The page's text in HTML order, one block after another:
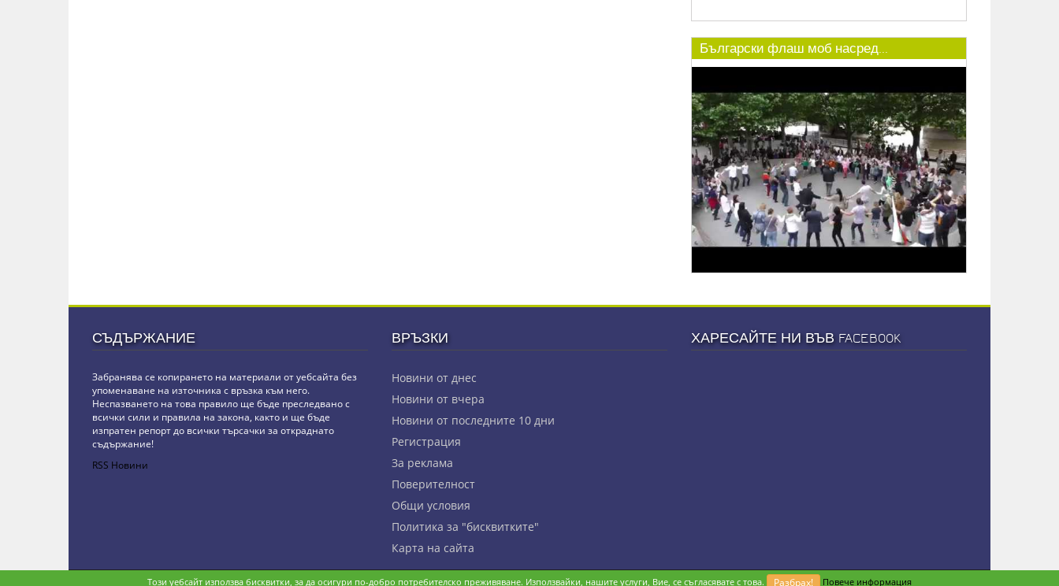
Български флаш моб насред...
СЪДЪРЖАНИЕ
Забранява се копирането на материали от уебсайта без
упоменаване на източника с връзка към него.
Неспазването на това правило ще бъде преследвано с
всички сили и правила на закона, както и ще бъде
изпратен репорт до всички търсачки за откраднато
съдържание!
RSS Новини
ВРЪЗКИ
Новини от днес
Новини от вчера
Новини от последните 10 дни
Регистрация
За реклама
Πoвepитeлнocт
Общи условия
Политика за "бисквитките"
Карта на сайта
ХАРЕСАЙТЕ НИ ВЪВ FACEBOOK
Copyright © stz24.com. Developed by BPage CMS.
Този уебсайт използва бисквитки, за да осигури по-добро потребителско преживяване. Използвайки, нашите услуги, Вие, се съгласявате с това. Разбрах! Повече информация